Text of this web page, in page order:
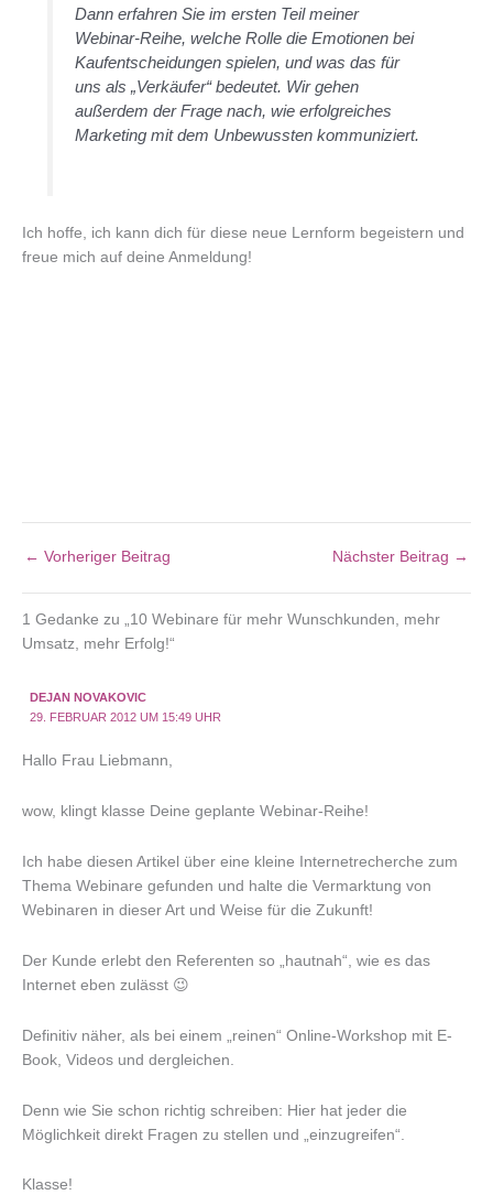
Dann erfahren Sie im ersten Teil meiner
Webinar-Reihe, welche Rolle die Emotionen bei
Kaufentscheidungen spielen, und was das für
uns als „Verkäufer“ bedeutet. Wir gehen
außerdem der Frage nach, wie erfolgreiches
Marketing mit dem Unbewussten kommuniziert.
Ich hoffe, ich kann dich für diese neue Lernform begeistern und
freue mich auf deine Anmeldung!
← Vorheriger Beitrag Nächster Beitrag →
1 Gedanke zu „10 Webinare für mehr Wunschkunden, mehr
Umsatz, mehr Erfolg!“
DEJAN NOVAKOVIC
29. FEBRUAR 2012 UM 15:49 UHR
Hallo Frau Liebmann,
wow, klingt klasse Deine geplante Webinar-Reihe!
Ich habe diesen Artikel über eine kleine Internetrecherche zum
Thema Webinare gefunden und halte die Vermarktung von
Webinaren in dieser Art und Weise für die Zukunft!
Der Kunde erlebt den Referenten so „hautnah“, wie es das
Internet eben zulässt 😉
Definitiv näher, als bei einem „reinen“ Online-Workshop mit E-
Book, Videos und dergleichen.
Denn wie Sie schon richtig schreiben: Hier hat jeder die
Möglichkeit direkt Fragen zu stellen und „einzugreifen“.
Klasse!